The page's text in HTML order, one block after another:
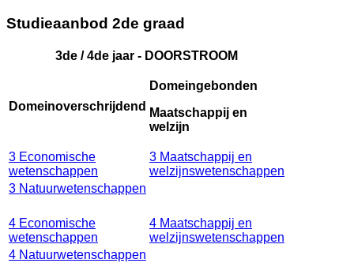
Studieaanbod 2de graad
3de / 4de jaar - DOORSTROOM
Domeinoverschrijdend
Domeingebonden
Maatschappij en
welzijn
3 Economische
wetenschappen
3 Maatschappij en
welzijnswetenschappen
3 Natuurwetenschappen
4 Economische
wetenschappen
4 Maatschappij en
welzijnswetenschappen
4 Natuurwetenschappen